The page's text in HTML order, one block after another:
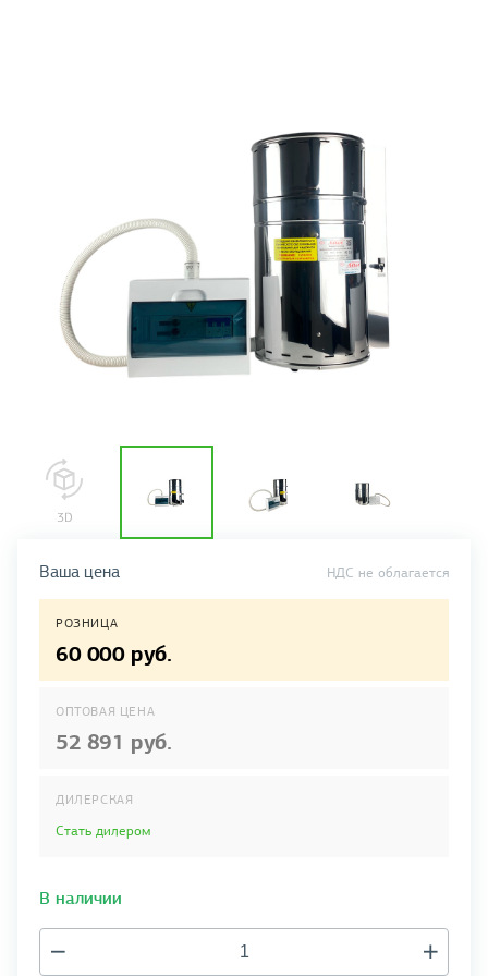
Ваша цена НДС не облагается
РОЗНИЦА
60 000 руб.
ОПТОВАЯ ЦЕНА
52 891 руб.
ДИЛЕРСКАЯ
Стать дилером
В наличии